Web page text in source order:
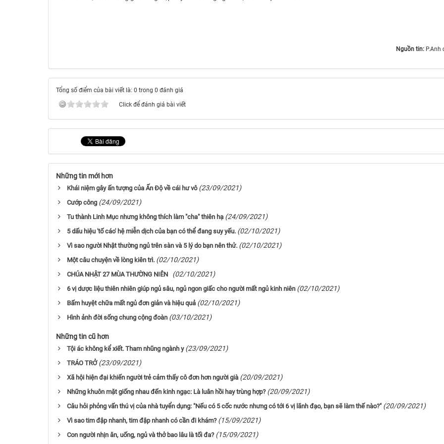
Nguồn tin: P.Anh
Tổng số điểm của bài viết là: 0 trong 0 đánh giá
Click để đánh giá bài viết
Những tin mới hơn
Khái niệm gây ấn tượng của Ấn Độ về cái hư vô (23/09/2021)
Cướp công (24/09/2021)
Tu thành Linh Mục nhưng không thích làm "cha" thiên hạ (24/09/2021)
5 dấu hiệu 'tố cáo' hệ miễn dịch của bạn có thể đang suy yếu. (02/10/2021)
Vì sao người Nhật thường ngủ trên sàn và 5 lý do bạn nên thử. (02/10/2021)
Một câu chuyện về lòng kiên trì. (02/10/2021)
CHÚA NHẬT 27 MÙA THƯỜNG NIÊN (02/10/2021)
6 vị dược liệu thiên nhiên giúp ngủ sâu, ngủ ngon giấc cho người mất ngủ kinh niên (02/10/2021)
Bấm huyệt chữa mất ngủ đơn giản và hiệu quả (02/10/2021)
Hình ảnh đời sống chung cộng đoàn (03/10/2021)
Những tin cũ hơn
Tội ác không kể xiết. Tham nhũng ngành y (23/09/2021)
TRÁO TRỞ (23/09/2021)
Xã hội hiện đại khiến người trẻ cảm thấy cô đơn hơn người già (20/09/2021)
Những khuôn mặt giống nhau đến kinh ngạc: Là luân hồi hay trùng hợp? (20/09/2021)
Câu hỏi phỏng vấn thú vị của nhà tuyển dụng: "Nếu có 5 cốc nước nhưng có tới 6 vị lãnh đạo, bạn sẽ làm thế nào?" (20/09/2021)
Vì sao tim đập nhanh, tim đập nhanh có cần đi khám? (15/09/2021)
Con người nhịn ăn, uống, ngủ và thở bao lâu là tối đa? (15/09/2021)